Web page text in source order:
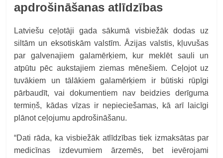
apdrošināšanas atlīdzības
Latviešu ceļotāji gada sākumā visbiežāk dodas uz
siltām un eksotiskām valstīm. Āzijas valstis, kļuvušas
par galvenajiem galamērķiem, kur meklēt sauli un
atpūtu pēc aukstajiem ziemas mēnešiem. Ceļojot uz
tuvākiem un tālākiem galamērķiem ir būtiski rūpīgi
pārbaudīt, vai dokumentiem nav beidzies derīguma
termiņš, kādas vīzas ir nepieciešamas, kā arī laicīgi
plānot ceļojumu apdrošināšanu.
“Dati rāda, ka visbiežāk atlīdzības tiek izmaksātas par
medicīnas izdevumiem ārzemēs, bet ievērojami